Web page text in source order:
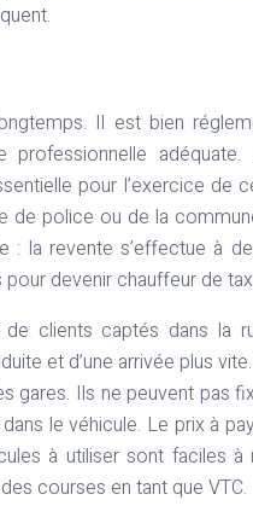
Il est bien
pour l’exercice de
de police ou de la
la revente s’effectue à
devenir chauffeur de
clients captés dans la
et d’une arrivée plus
gares. Ils ne peuvent pas
le véhicule. Le prix à
à utiliser sont faciles
courses en tant que VTC.